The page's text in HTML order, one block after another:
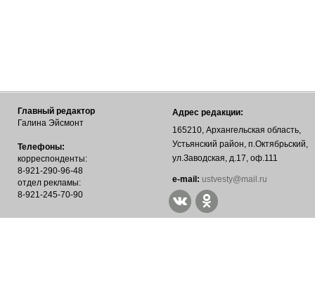
Главный редактор
Галина Эйсмонт
Телефоны:
корреспонденты:
8-921-290-96-48
отдел рекламы:
8-921-245-70-90
Адрес редакции:
165210, Архангельская область,
Устьянский район, п.Октябрьский,
ул.Заводская, д.17, оф.111
е-mail: ustvesty@mail.ru